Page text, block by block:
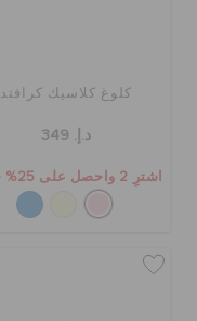
كلوغ كلاسيك كرافتد
د.إ. 349
اشترِ 2 واحصل على 25% خصم